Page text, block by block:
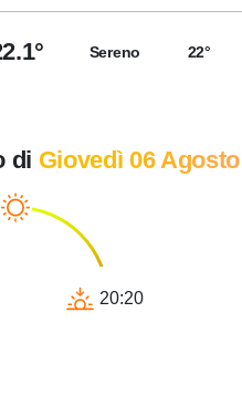
Sereno 22°
di Giovedì 06 Agosto
20:20